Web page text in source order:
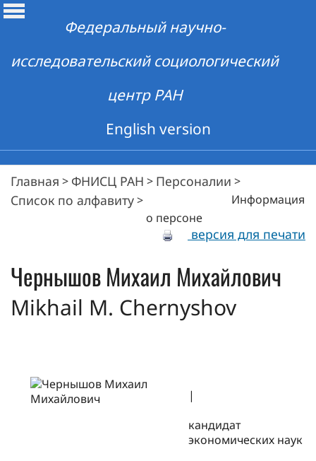
Федеральный научно-
исследовательский социологический
центр РАН
English version
Главная > ФНИСЦ РАН > Персоналии >
Список по алфавиту>
Информация
о персоне
версия для печати
ЧернышовМихаил Михайлович
Mikhail M. Chernyshov
|
кандидат
экономических наук